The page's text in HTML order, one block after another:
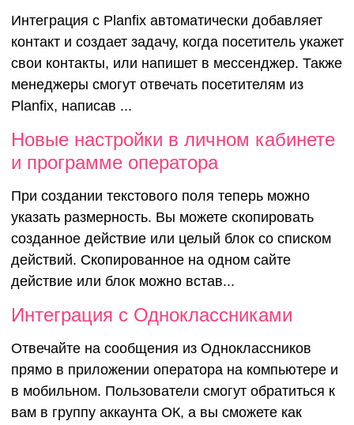
Интеграция c Planfix автоматически добавляет
контакт и создает задачу, когда посетитель укажет
свои контакты, или напишет в мессенджер. Также
менеджеры смогут отвечать посетителям из
Planfix, написав ...
Новые настройки в личном кабинете
и программе оператора
При создании текстового поля теперь можно
указать размерность. Вы можете скопировать
созданное действие или целый блок со списком
действий. Скопированное на одном сайте
действие или блок можно встав...
Интеграция с Одноклассниками
Отвечайте на сообщения из Одноклассников
прямо в приложении оператора на компьютере и
в мобильном. Пользователи смогут обратиться к
вам в группу аккаунта ОК, а вы сможете как